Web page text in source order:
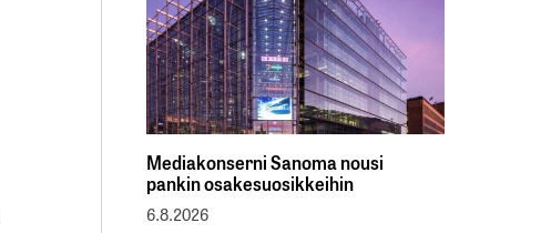
Mediakonserni Sanoma nousi
pankin osakesuosikkeihin
6.8.2026